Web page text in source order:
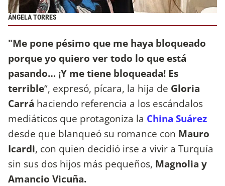
ÁNGELA TORRES
"Me pone pésimo que me haya bloqueado
porque yo quiero ver todo lo que está
pasando… ¡Y me tiene bloqueada! Es
terrible“, expresó, pícara, la hija de Gloria
Carrá haciendo referencia a los escándalos
mediáticos que protagoniza la China Suárez
desde que blanqueó su romance con Mauro
Icardi, con quien decidió irse a vivir a Turquía
sin sus dos hijos más pequeños, Magnolia y
Amancio Vicuña.